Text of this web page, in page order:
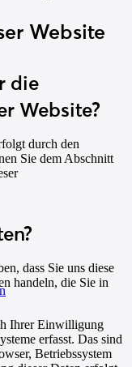
Website
die
Website?
durch den
Sie dem Abschnitt
dass Sie uns diese
handeln, die Sie in
Ihrer Einwilligung
erfasst. Das sind
Betriebssystem